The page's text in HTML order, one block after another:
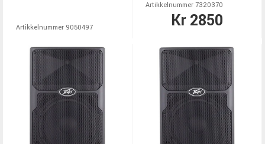
Artikkelnummer 9050497
Artikkelnummer 7320370
Kr 2850